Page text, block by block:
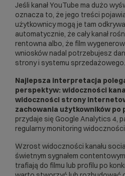
Jeśli kanał YouTube ma dużo
oznacza to, że jego treści
użytkownicy mogą je tam
automatycznie, że cały kanał
rentowna albo, że film
wniosków nadal potrzebujesz
strony i systemu sprzedażowego.
Najlepsza interpretacja
perspektyw: widoczności
widoczności strony
zachowania użytkowników
przydaje się Google Analytics 4,
regularnymonitoring
Wzrost widoczności kanału
świetnym sygnałem
trafiają do filmu lub profilu po